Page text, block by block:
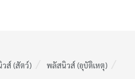
ส์ (สัตว์) พลัสนิวส์ (อุบัติเหตุ)